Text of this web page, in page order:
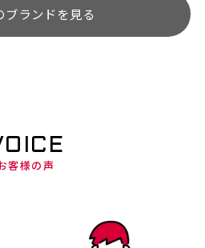
ブランドを見る
客様の声